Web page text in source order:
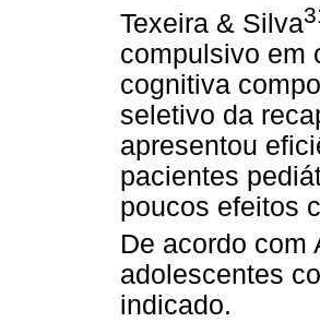
Texeira & Silva
compulsivo em
cognitiva
seletivo da
apresentou
pacientes
poucos efeitos
De acordo com
adolescentes
indicado.